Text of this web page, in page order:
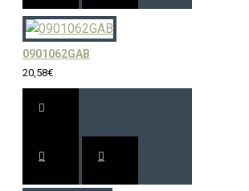
0901062GAB
20,58€